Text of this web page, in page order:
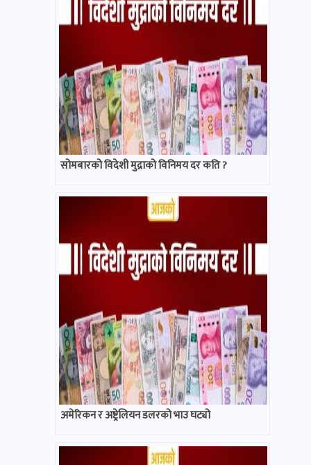
सोमबारको विदेशी मुद्राको विनिमय दर कति ?
अमेरिकन र अष्ट्रेलियन डलरको भाउ घट्यो